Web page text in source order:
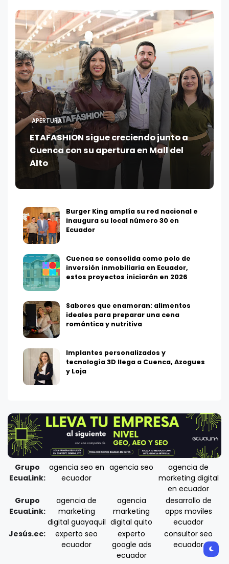
APERTURA
ETAFASHION sigue creciendo junto a
Cuenca con su apertura en Mall del
Alto
Burger King amplía su red nacional e
inaugura su local número 30 en
Ecuador
Cuenca se consolida como polo de
inversión inmobiliaria en Ecuador,
estos proyectos iniciarán en 2026
Sabores que enamoran: alimentos
ideales para preparar una cena
romántica y nutritiva
Implantes personalizados y
tecnología 3D llega a Cuenca, Azogues
y Loja
Grupo
EcuaLink:
agencia seo en
ecuador
agencia seo
agencia de
marketing digital
en ecuador
Grupo
EcuaLink:
agencia de
marketing
digital guayaquil
agencia
marketing
digital quito
desarrollo de
apps moviles
ecuador
Jesús.ec:
experto seo
ecuador
experto
google ads
ecuador
consultor seo
ecuador